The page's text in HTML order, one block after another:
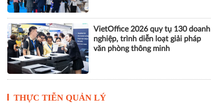
VietOffice 2026 quy tụ 130 doanh
nghiệp, trình diễn loạt giải pháp
văn phòng thông minh
THỰC TIỄN QUẢN LÝ